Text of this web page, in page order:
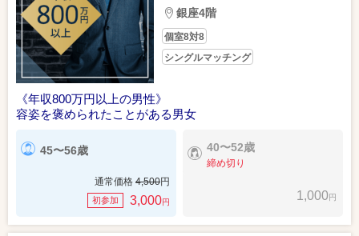
銀座4階
個室8対8
シングルマッチング
《年収800万円以上の男性》
容姿を褒められたことがある男女
45〜56歳
通常価格 4,500円
初参加 3,000円
40〜52歳
締め切り
1,000円